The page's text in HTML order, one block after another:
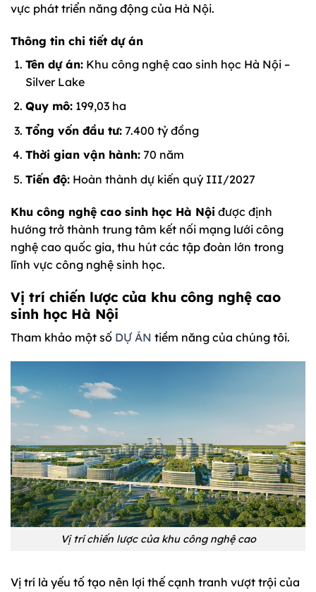
vực phát triển năng động của Hà Nội.
Thông tin chi tiết dự án
Tên dự án:Khu công nghệ cao sinh học Hà Nội –
Silver Lake
Quy mô:199,03 ha
Tổng vốn đầu tư:7.400 tỷ đồng
Thời gian vận hành:70 năm
Tiến độ:Hoàn thành dự kiến quý III/2027
Khu công nghệ cao sinh học Hà Nội được định
hướng trở thành trung tâm kết nối mạng lưới công
nghệ cao quốc gia, thu hút các tập đoàn lớn trong
lĩnh vực công nghệ sinh học.
Vị trí chiến lược của khu công nghệ cao
sinh học Hà Nội
Tham khảo một số DỰ ÁN tiềm năng của chúng tôi.
Vị trí chiến lược của khu công nghệ cao
Vị trí là yếu tố tạo nên lợi thế cạnh tranh vượt trội của